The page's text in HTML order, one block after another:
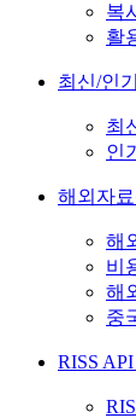
복
활
최신/인
최
인
해외자
해
비
해
중
RISS